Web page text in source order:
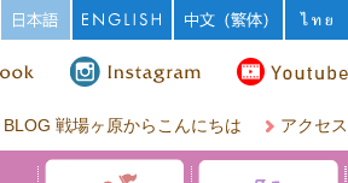
BLOG 戦場ヶ原からこんにちは アクセス